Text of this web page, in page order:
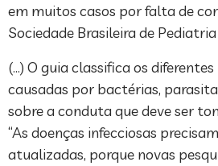
em muitos casos por falta de
Sociedade Brasileira de Pediatria
(…) O guia classifica os
causadas por bactérias,
sobre a conduta que deve ser
“As doenças infecciosas
atualizadas, porque novas